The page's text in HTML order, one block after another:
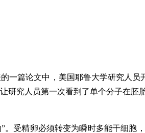
篇论文中，美国耶鲁大学研究人员
究人员第一次看到了单个分子在胚
受精卵必须转变为瞬时多能干细胞